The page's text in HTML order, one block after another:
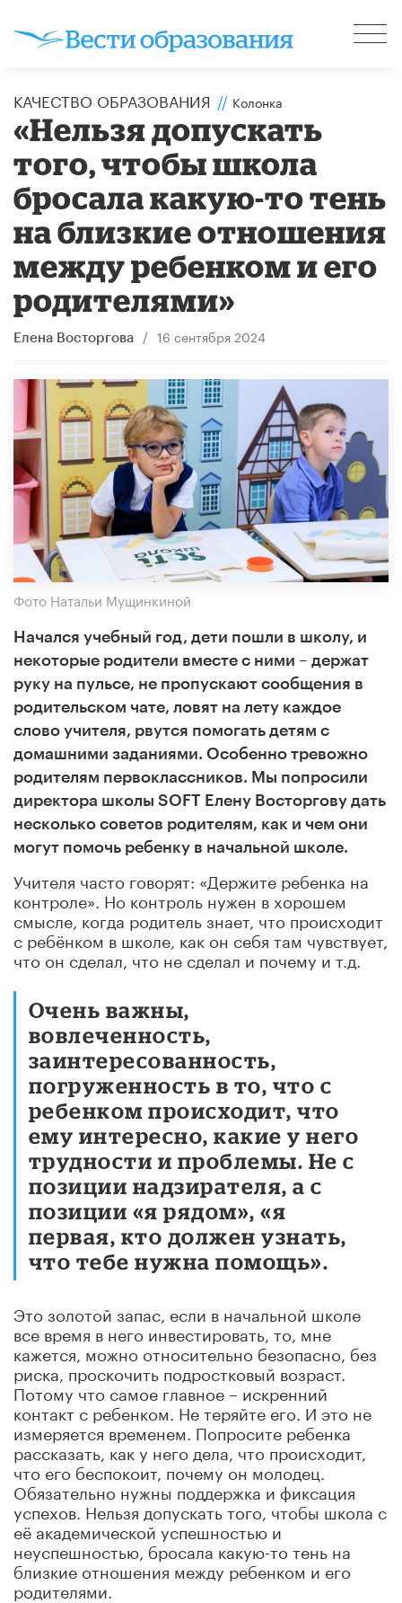
КАЧЕСТВО ОБРАЗОВАНИЯ // Колонка
«Нельзя допускать
того, чтобы школа
бросала какую-то тень
на близкие отношения
между ребенком и его
родителями»
Елена Восторгова / 16 сентября 2024
Фото Натальи Мущинкиной
Начался учебный год, дети пошли в школу, и
некоторые родители вместе с ними – держат
руку на пульсе, не пропускают сообщения в
родительском чате, ловят на лету каждое
слово учителя, рвутся помогать детям с
домашними заданиями. Особенно тревожно
родителям первоклассников. Мы попросили
директора школы SOFT Елену Восторгову дать
несколько советов родителям, как и чем они
могут помочь ребенку в начальной школе.
Учителя часто говорят: «Держите ребенка на
контроле». Но контроль нужен в хорошем
смысле, когда родитель знает, что происходит
с ребёнком в школе, как он себя там чувствует,
что он сделал, что не сделал и почему и т.д.
Очень важны,
вовлеченность,
заинтересованность,
погруженность в то, что с
ребенком происходит, что
ему интересно, какие у него
трудности и проблемы. Не с
позиции надзирателя, а с
позиции «я рядом», «я
первая, кто должен узнать,
что тебе нужна помощь».
Это золотой запас, если в начальной школе
все время в него инвестировать, то, мне
кажется, можно относительно безопасно, без
риска, проскочить подростковый возраст.
Потому что самое главное – искренний
контакт с ребенком. Не теряйте его. И это не
измеряется временем. Попросите ребенка
рассказать, как у него дела, что происходит,
что его беспокоит, почему он молодец.
Обязательно нужны поддержка и фиксация
успехов. Нельзя допускать того, чтобы школа с
её академической успешностью и
неуспешностью, бросала какую-то тень на
близкие отношения между ребенком и его
родителями.